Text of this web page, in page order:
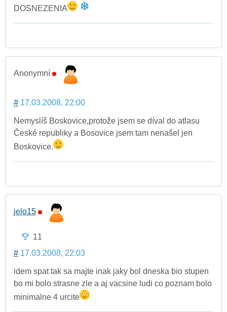
DOSNEZENIA
Anonymní
# 17.03.2008, 22:00
Nemyslíš Boskovice,protože jsem se díval do atlasu
České republiky a Bosovice jsem tam nenašel jen
Boskovice.
jelo15
11
# 17.03.2008, 22:03
idem spat tak sa majte inak jaky bol dneska bio stupen
bo mi bolo strasne zle a aj vacsine ludi co poznam bolo
minimalne 4 urcite